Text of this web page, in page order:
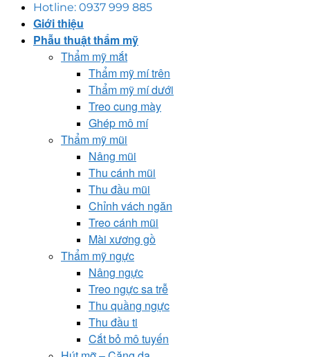
Hotline: 0937 999 885
Giới thiệu
Phẫu thuật thẩm mỹ
Thẩm mỹ mắt
Thẩm mỹ mí trên
Thẩm mỹ mí dưới
Treo cung mày
Ghép mô mí
Thẩm mỹ mũi
Nâng mũi
Thu cánh mũi
Thu đầu mũi
Chỉnh vách ngăn
Treo cánh mũi
Mài xương gồ
Thẩm mỹ ngực
Nâng ngực
Treo ngực sa trễ
Thu quầng ngực
Thu đầu ti
Cắt bỏ mô tuyến